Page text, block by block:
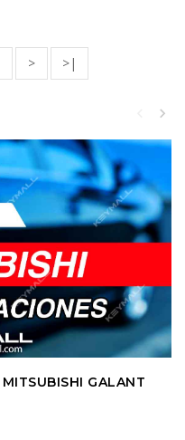
> >|
GALANT